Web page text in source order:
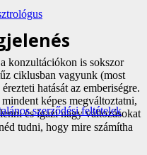
konzultációkon is sokszor
ciklusban vagyunk (most
hatását az emberiségre.
képes megváltoztatni,
és igazi nagy változásokat
tudni, hogy mire számítha
szerződési feltételek